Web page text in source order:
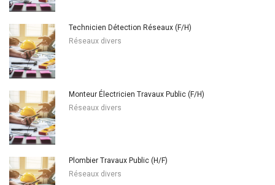
Technicien Détection Réseaux (F/H)
Réseaux divers
Monteur Électricien Travaux Public (F/H)
Réseaux divers
Plombier Travaux Public (H/F)
Réseaux divers